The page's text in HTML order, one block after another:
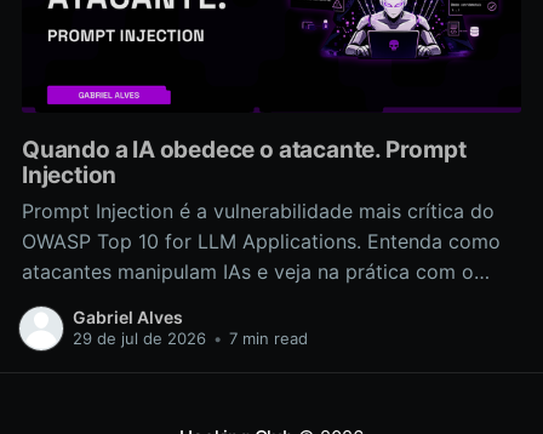
Quando a IA obedece o atacante. Prompt
Injection
Prompt Injection é a vulnerabilidade mais crítica do
OWASP Top 10 for LLM Applications. Entenda como
atacantes manipulam IAs e veja na prática com o
laboratório Confidant
Gabriel Alves
29 de jul de 2026 • 7 min read